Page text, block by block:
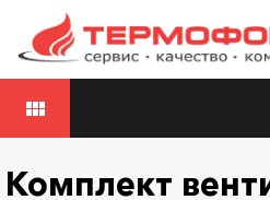
view_module
Комплект